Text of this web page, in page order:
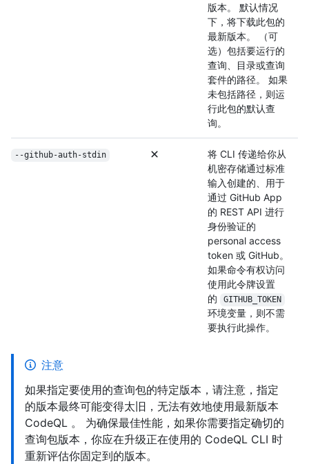
版本。 默认情况
下，将下载此包的
最新版本。 （可
选）包括要运行的
查询、目录或查询
套件的路径。 如果
未包括路径，则运
行此包的默认查
询。
--github-auth-stdin
将 CLI 传递给你从
机密存储通过标准
输入创建的、用于
通过 GitHub App
的 REST API 进行
身份验证的
personal access
token 或 GitHub。
如果命令有权访问
使用此令牌设置
的
GITHUB_TOKEN
环境变量，则不需
要执行此操作。
注意
如果指定要使用的查询包的特定版本，请注意，指定
的版本最终可能变得太旧，无法有效地使用最新版本
CodeQL 。 为确保最佳性能，如果你需要指定确切的
查询包版本，你应在升级正在使用的 CodeQL CLI 时
重新评估你固定到的版本。